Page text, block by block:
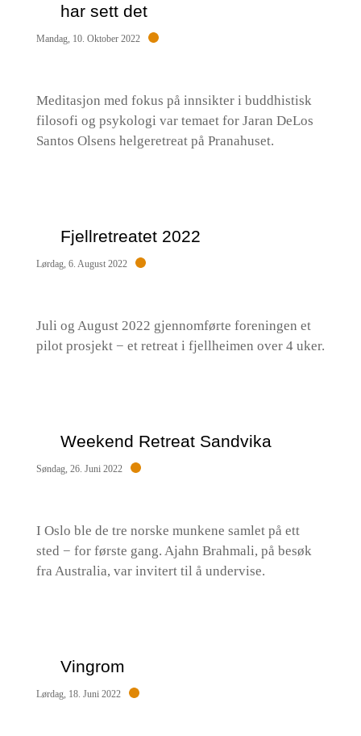
har sett det
Mandag, 10. Oktober 2022
Meditasjon med fokus på innsikter i buddhistisk
filosofi og psykologi var temaet for Jaran DeLos
Santos Olsens helgeretreat på Pranahuset.
Fjellretreatet 2022
Lørdag, 6. August 2022
Juli og August 2022 gjennomførte foreningen et
pilot prosjekt − et retreat i fjellheimen over 4 uker.
Weekend Retreat Sandvika
Søndag, 26. Juni 2022
I Oslo ble de tre norske munkene samlet på ett
sted − for første gang. Ajahn Brahmali, på besøk
fra Australia, var invitert til å undervise.
Vingrom
Lørdag, 18. Juni 2022